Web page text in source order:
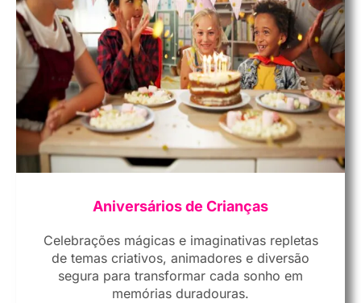
Aniversários de Crianças
Celebrações mágicas e imaginativas repletas
de temas criativos, animadores e diversão
segura para transformar cada sonho em
memórias duradouras.